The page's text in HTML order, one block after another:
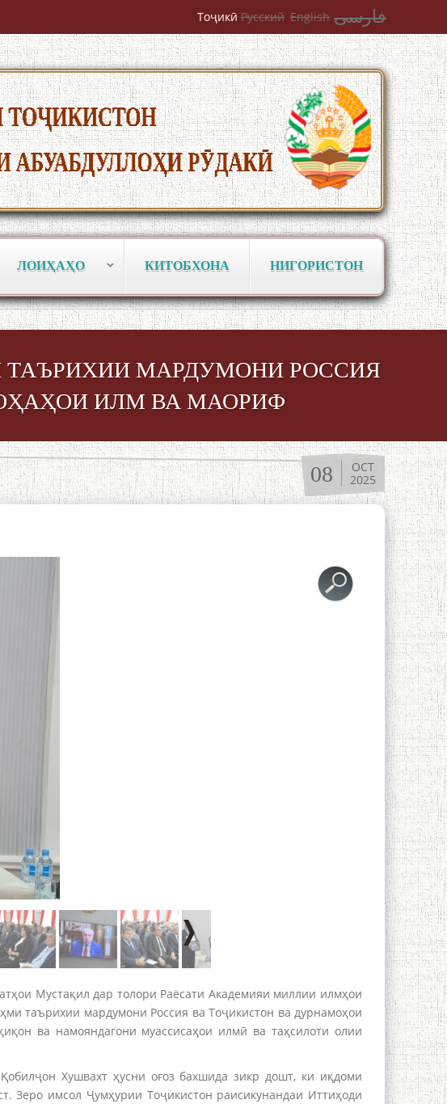
Тоҷикӣ Русский English فارسی
ЛОИҲАҲО КИТОБХОНА НИГОРИСТОН
ТАЪРИХИИ МАРДУМОНИ РОССИЯ
ИЛМ ВА МАОРИФ
08
OCT
2025
Мустақил дар толори Раёсати Академияи миллии илмҳои
таърихии мардумони Россия ва Тоҷикистон ва дурнамоҳои
ва намояндагони муассисаҳои илмӣ ва таҳсилоти олии
Хушвахт ҳусни оғоз бахшида зикр дошт, ки иқдоми
Зеро имсол Ҷумҳурии Тоҷикистон раисикунандаи Иттиҳоди